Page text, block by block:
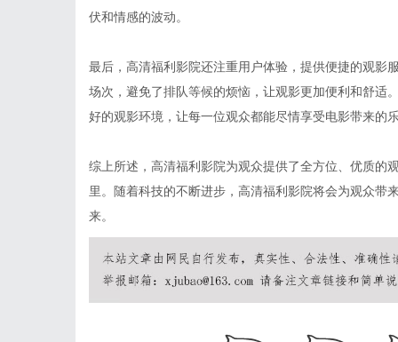
伏和情感的波动。
最后，高清福利影院还注重用户体验，提供便捷的观影
场次，避免了排队等候的烦恼，让观影更加便利和舒适
好的观影环境，让每一位观众都能尽情享受电影带来的
综上所述，高清福利影院为观众提供了全方位、优质的
里。随着科技的不断进步，高清福利影院将会为观众带
来。